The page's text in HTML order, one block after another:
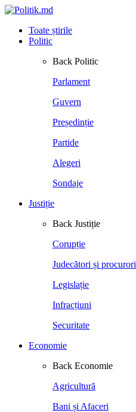
Toate știrile
Politic
Back Politic
Parlament
Guvern
Președinție
Partide
Alegeri
Sondaje
Justiție
Back Justiție
Corupție
Judecători și procurori
Legislație
Infracțiuni
Securitate
Economie
Back Economie
Agricultură
Bani și Afaceri